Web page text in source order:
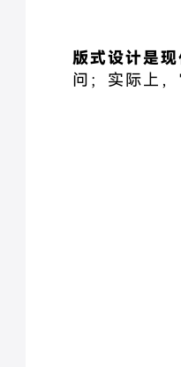
版式设计是
问；实际上